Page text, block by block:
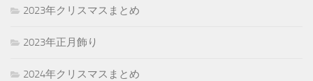
2023年クリスマスまとめ
2023年正月飾り
2024年クリスマスまとめ